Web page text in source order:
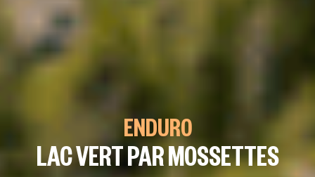
ENDURO
LAC VERT PAR MOSSETTES